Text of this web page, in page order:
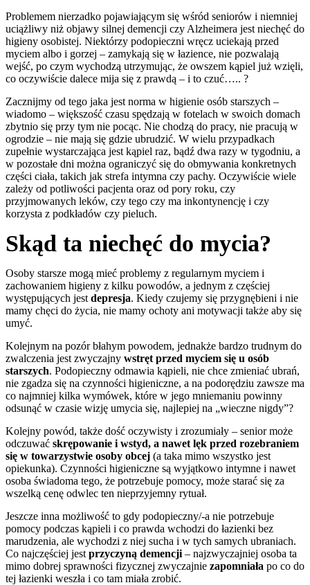
Problemem nierzadko pojawiającym się wśród seniorów i niemniej
uciążliwy niż objawy silnej demencji czy Alzheimera jest niechęć do
higieny osobistej. Niektórzy podopieczni wręcz uciekają przed
myciem albo i gorzej – zamykają się w łazience, nie pozwalają
wejść, po czym wychodzą utrzymując, że owszem kąpiel już wzięli,
co oczywiście dalece mija się z prawdą – i to czuć….. ?
Zacznijmy od tego jaka jest norma w higienie osób starszych –
wiadomo – większość czasu spędzają w fotelach w swoich domach
zbytnio się przy tym nie pocąc. Nie chodzą do pracy, nie pracują w
ogrodzie – nie mają się gdzie ubrudzić. W wielu przypadkach
zupełnie wystarczająca jest kąpiel raz, bądź dwa razy w tygodniu, a
w pozostałe dni można ograniczyć się do obmywania konkretnych
części ciała, takich jak strefa intymna czy pachy. Oczywiście wiele
zależy od potliwości pacjenta oraz od pory roku, czy
przyjmowanych leków, czy tego czy ma inkontynencję i czy
korzysta z podkładów czy pieluch.
Skąd ta niechęć do mycia?
Osoby starsze mogą mieć problemy z regularnym myciem i
zachowaniem higieny z kilku powodów, a jednym z częściej
występujących jest depresja. Kiedy czujemy się przygnębieni i nie
mamy chęci do życia, nie mamy ochoty ani motywacji także aby się
umyć.
Kolejnym na pozór błahym powodem, jednakże bardzo trudnym do
zwalczenia jest zwyczajny wstręt przed myciem się u osób
starszych. Podopieczny odmawia kąpieli, nie chce zmieniać ubrań,
nie zgadza się na czynności higieniczne, a na podorędziu zawsze ma
co najmniej kilka wymówek, które w jego mniemaniu powinny
odsunąć w czasie wizję umycia się, najlepiej na „wieczne nigdy”?
Kolejny powód, także dość oczywisty i zrozumiały – senior może
odczuwać skrępowanie i wstyd, a nawet lęk przed rozebraniem
się w towarzystwie osoby obcej (a taka mimo wszystko jest
opiekunka). Czynności higieniczne są wyjątkowo intymne i nawet
osoba świadoma tego, że potrzebuje pomocy, może starać się za
wszelką cenę odwlec ten nieprzyjemny rytuał.
Jeszcze inna możliwość to gdy podopieczny/-a nie potrzebuje
pomocy podczas kąpieli i co prawda wchodzi do łazienki bez
marudzenia, ale wychodzi z niej sucha i w tych samych ubraniach.
Co najczęściej jest przyczyną demencji – najzwyczajniej osoba ta
mimo dobrej sprawności fizycznej zwyczajnie zapomniała po co do
tej łazienki weszła i co tam miała zrobić.